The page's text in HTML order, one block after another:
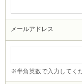
メールアドレス
※半角英数で入力してく